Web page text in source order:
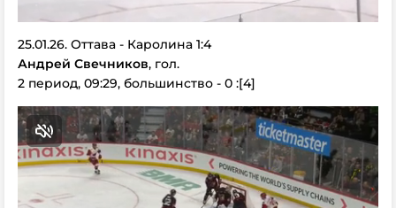
25.01.26. Оттава - Каролина 1:4
Андрей Свечников, гол.
2 период, 09:29, большинство - 0 :[4]